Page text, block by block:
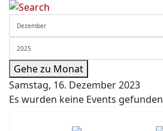
Gehe zu Monat
Samstag, 16. Dezember 2023
Es wurden keine Events gefunden